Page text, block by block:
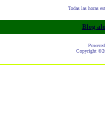
Todas las horas
Blog
Copyright